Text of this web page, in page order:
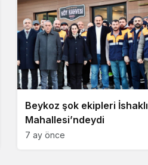
Beykoz şok ekipleri İshaklı
Mahallesi’ndeydi
7 ay önce